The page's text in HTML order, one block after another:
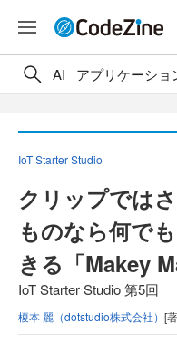
AI アプリケーショ
IoT Starter Studio
クリップでは
ものなら何で
きる「Makey
IoT Starter Studio 第5回
榎本 麗（dotstudio株式会社） [